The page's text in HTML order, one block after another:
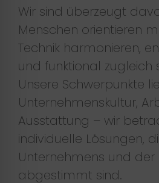
Wir sind überzeugt
Menschen orientieren
Technik harmonieren,
und funktional zugleich
Unsere Schwerpunkte
Unternehmenskultur,
Ausstattung – wir
individuelle Lösungen,
Unternehmens und
abgestimmt sind.